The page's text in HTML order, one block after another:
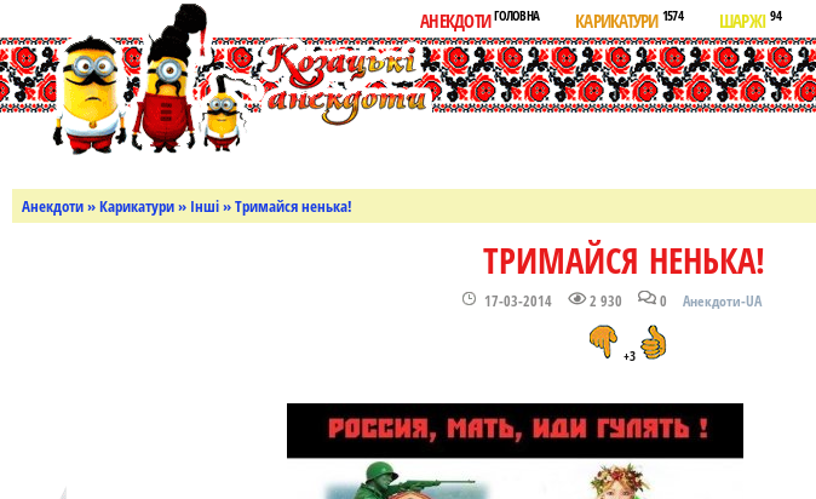
АНЕКДОТИГОЛОВНА КАРИКАТУРИ 1574 ШАРЖІ94
Анекдоти»Карикатури» Інші» Тримайся ненька!
ТРИМАЙСЯ НЕНЬКА!
17-03-2014 2 930 0 Анекдоти-UA
+3